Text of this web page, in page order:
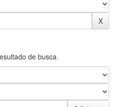
de busca.